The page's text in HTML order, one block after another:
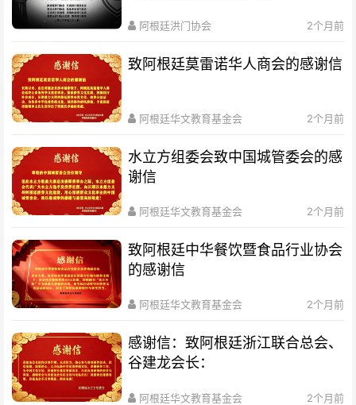
阿根廷洪门协会 2个月前
致阿根廷莫雷诺华人商会的感谢信
阿根廷华文教育基金会 2个月前
水立方组委会致中国城管委会的感
谢信
阿根廷华文教育基金会 2个月前
致阿根廷中华餐饮暨食品行业协会
的感谢信
阿根廷华文教育基金会 2个月前
感谢信：致阿根廷浙江联合总会、
谷建龙会长：
阿根廷华文教育基金会 2个月前